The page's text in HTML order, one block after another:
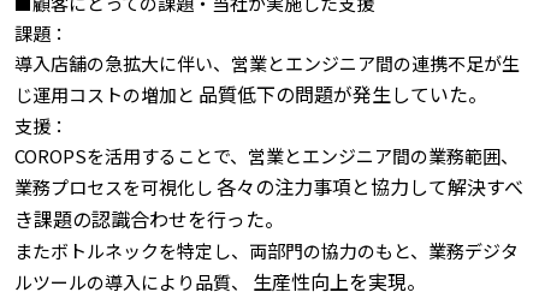
課題：
導入店舗の急拡大に伴い、営業とエンジニア間の連携不足が生
じ運用コストの増加と 品質低下の問題が発生していた。
支援：
COROPSを活用することで、営業とエンジニア間の業務範囲、
業務プロセスを可視化し各々の注力事項と協力して解決すべ
き課題の認識合わせを行った。
またボトルネックを特定し、両部門の協力のもと、業務デジタ
ルツールの導入により品質、 生産性向上を実現。